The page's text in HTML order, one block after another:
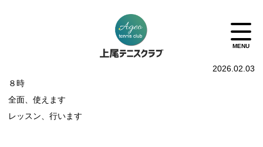
2026.02.03
８時
全面、使えます
レッスン、行います